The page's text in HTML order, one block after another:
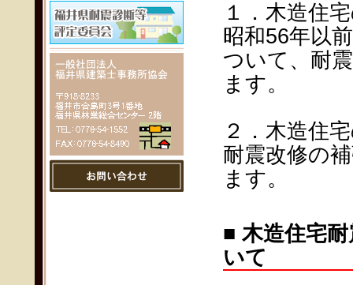
１．木造住
昭和56年以
ついて、耐
ます。
２．木造住
耐震改修の
ます。
■ 木造住宅
いて